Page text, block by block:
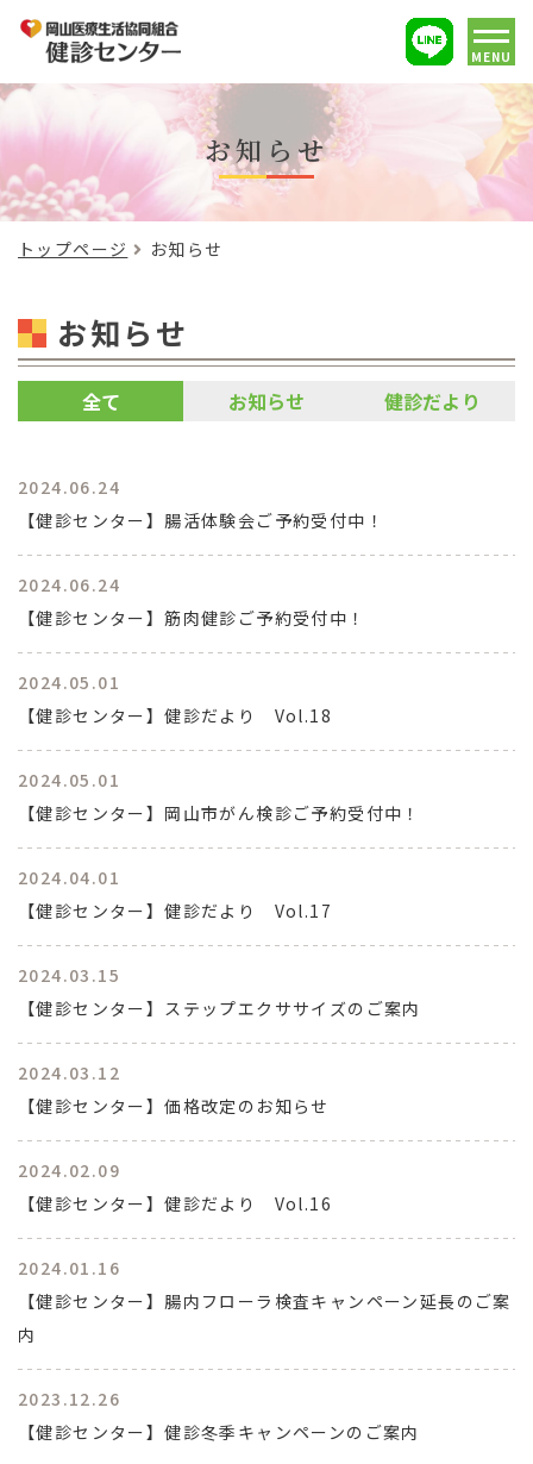
MENU
お知らせ
トップページ お知らせ
お知らせ
全て お知らせ 健診だより
2024.06.24
【健診センター】腸活体験会ご予約受付中！
2024.06.24
【健診センター】筋肉健診ご予約受付中！
2024.05.01
【健診センター】健診だより Vol.18
2024.05.01
【健診センター】岡山市がん検診ご予約受付中！
2024.04.01
【健診センター】健診だより Vol.17
2024.03.15
【健診センター】ステップエクササイズのご案内
2024.03.12
【健診センター】価格改定のお知らせ
2024.02.09
【健診センター】健診だより Vol.16
2024.01.16
【健診センター】腸内フローラ検査キャンペーン延長のご案
内
2023.12.26
【健診センター】健診冬季キャンペーンのご案内